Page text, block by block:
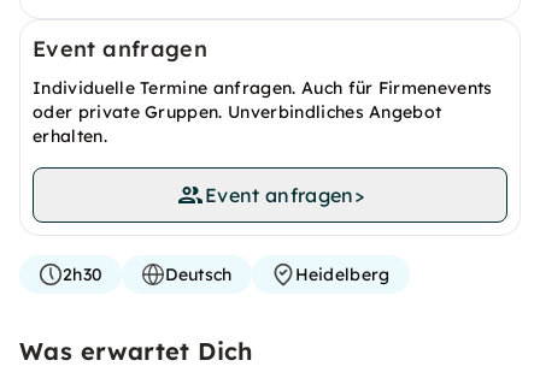
Event anfragen
Individuelle Termine anfragen. Auch für Firmenevents
oder private Gruppen. Unverbindliches Angebot
erhalten.
Event anfragen>
2h30 Deutsch Heidelberg
Was erwartet Dich